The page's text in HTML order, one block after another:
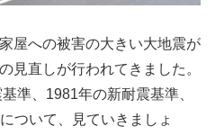
屋への被害の大きい大地震が
見直しが行われてきました。
準、1981年の新耐震基準、
ついて、見ていきましょ